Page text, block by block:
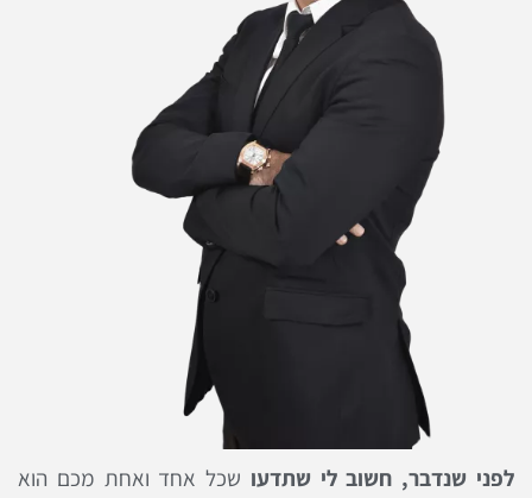
לפני שנדבר, חשוב לי שתדעו שכל אחד ואחת מכם הוא